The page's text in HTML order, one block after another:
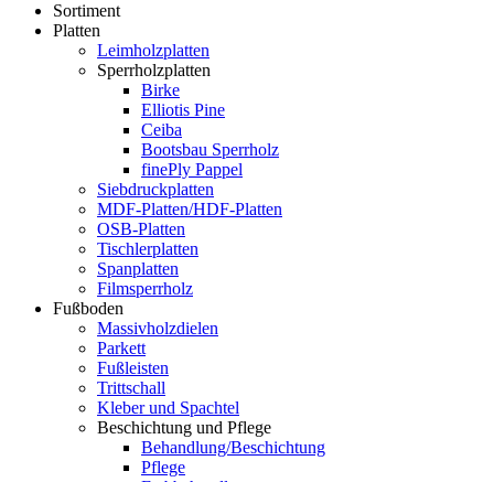
Sortiment
Platten
Leimholzplatten
Sperrholzplatten
Birke
Elliotis Pine
Ceiba
Bootsbau Sperrholz
finePly Pappel
Siebdruckplatten
MDF-Platten/HDF-Platten
OSB-Platten
Tischlerplatten
Spanplatten
Filmsperrholz
Fußboden
Massivholzdielen
Parkett
Fußleisten
Trittschall
Kleber und Spachtel
Beschichtung und Pflege
Behandlung/Beschichtung
Pflege